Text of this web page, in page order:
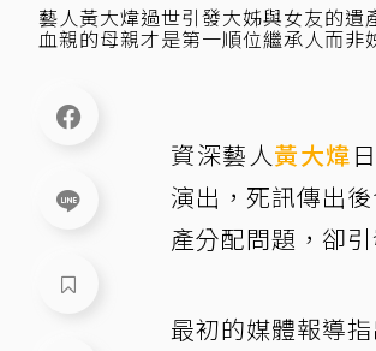
藝人黃大煒過世引發大姊與女友的
血親的母親才是第一順位繼承人而非
資深藝人黃大煒
演出，死訊傳出
產分配問題，卻
最初的媒體報導